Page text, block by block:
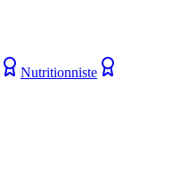
Nutritionniste